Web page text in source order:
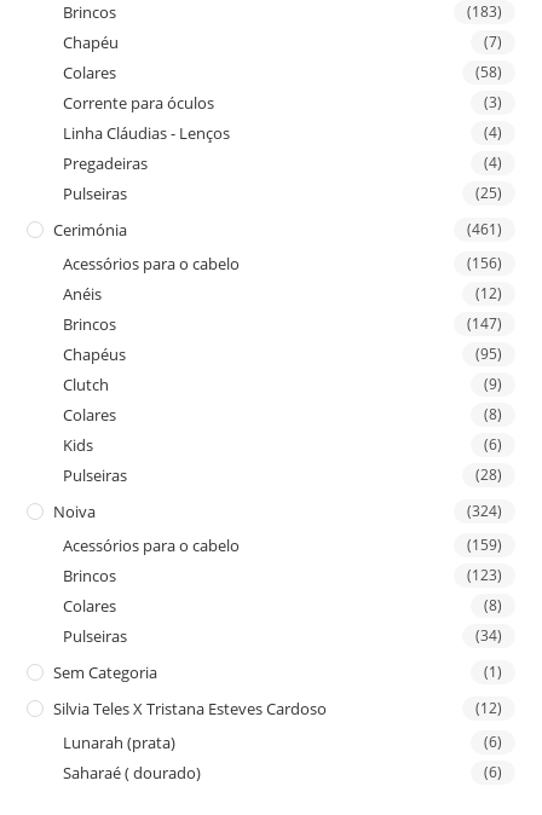
Brincos (183)
Chapéu (7)
Colares (58)
Corrente para óculos (3)
Linha Cláudias - Lenços (4)
Pregadeiras (4)
Pulseiras (25)
Cerimónia (461)
Acessórios para o cabelo (156)
Anéis (12)
Brincos (147)
Chapéus (95)
Clutch (9)
Colares (8)
Kids (6)
Pulseiras (28)
Noiva (324)
Acessórios para o cabelo (159)
Brincos (123)
Colares (8)
Pulseiras (34)
Sem Categoria (1)
Silvia Teles X Tristana Esteves Cardoso (12)
Lunarah (prata) (6)
Saharaé ( dourado) (6)